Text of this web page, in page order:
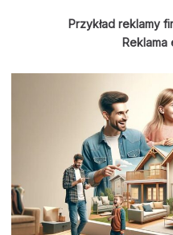
Przykład reklamy
Reklama